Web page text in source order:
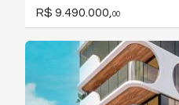
R$ 9.490.000, 00